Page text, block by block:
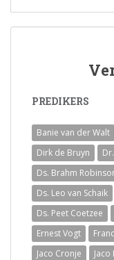
PREDIKERS
Banie van der Walt
Dirk de Bruyn
Ds. Brahm
Ds. Leo van Schaik
Ds. Peet Coetzee
Ernest Vogt
Jaco Cronje